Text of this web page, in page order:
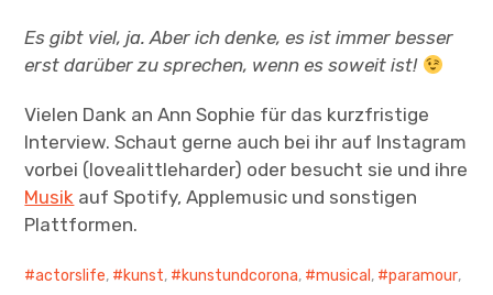
Es gibt viel, ja. Aber ich denke, es ist immer besser
erst darüber zu sprechen, wenn es soweit ist!
Vielen Dank an Ann Sophie für das kurzfristige
Interview. Schaut gerne auch bei ihr auf Instagram
vorbei (lovealittleharder) oder besucht sie und ihre
Musik auf Spotify, Applemusic und sonstigen
Plattformen.
actorslife, kunst, kunstundcorona, musical , paramour,